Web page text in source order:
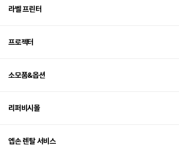
라벨 프린터
프로젝터
소모품&옵션
리퍼비시몰
엡손 렌탈 서비스